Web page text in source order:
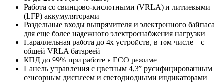
Работа со свинцово-кислотными (VRLA) и литиевыми
(LFP) аккумуляторами
Раздельные входы выпрямителя и электронного байпаса
для еще более надежного электроснабжения нагрузки
Параллельная работа до 4х устройств, в том числе – с
общей VRLA батареей
КПД до 99% при работе в ECO режиме
Панель управления с цветным 4,3” русифицированным
сенсорным дисплеем и светодиодными индикаторами